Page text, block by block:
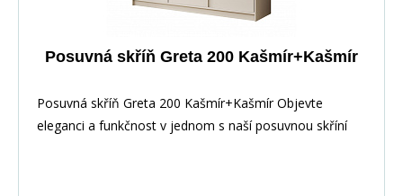
Posuvná skříň Greta 200 Kašmír+Kašmír
Posuvná skříň Greta 200 Kašmír+Kašmír Objevte
eleganci a funkčnost v jednom s naší posuvnou skříní